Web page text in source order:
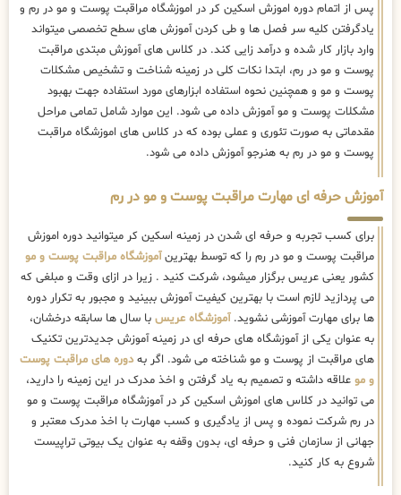
پس از اتمام دوره اموزش اسکین کر در اموزشگاه مراقبت پوست و مو در رم و
یادگرفتن کلیه سر فصل ها و طی کردن آموزش های سطح تخصصی میتواند
وارد بازار کار شده و درآمد زایی کند. در کلاس های آموزش مبتدی مراقبت
پوست و مو در رم، ابتدا نکات کلی در زمینه شناخت و تشخیص مشکلات
پوست و مو و همچنین نحوه استفاده ابزارهای مورد استفاده جهت بهبود
مشکلات پوست و مو آموزش داده می شود. این موارد شامل تمامی مراحل
مقدماتی به صورت تئوری و عملی بوده که در کلاس های اموزشگاه مراقبت
پوست و مو در رم به هنرجو آموزش داده می شود.
آموزش حرفه ای مهارت مراقبت پوست و مو در رم
برای کسب تجربه و حرفه ای شدن در زمینه اسکین کر میتوانید دوره اموزش
مراقبت پوست و مو در رم را که توسط بهترینآموزشگاه مراقبت پوست و مو
کشور یعنی عریس برگزار میشود، شرکت کنید . زیرا در ازای وقت و مبلغی که
می پردازید لازم است با بهترین کیفیت آموزش ببینید و مجبور به تکرار دوره
ها برای مهارت آموزشی نشوید.آموزشگاه عریس با سال ها سابقه درخشان،
به عنوان یکی از آموزشگاه های حرفه ای در زمینه آموزش جدیدترین تکنیک
های مراقبت از پوست و مو شناخته می شود. اگر بهدوره های مراقبت پوست
و مو علاقه داشته و تصمیم به یاد گرفتن و اخذ مدرک در این زمینه را دارید،
می توانید در کلاس های اموزش اسکین کر در آموزشگاه مراقبت پوست و مو
در رم شرکت نموده و پس از یادگیری و کسب مهارت با اخذ مدرک معتبر و
جهانی از سازمان فنی و حرفه ای، بدون وقفه به عنوان یک بیوتی تراپیست
شروع به کار کنید.